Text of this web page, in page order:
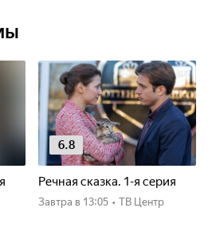
6.8
Речная сказка. 1-я серия
Завтра в 13:05 • ТВ Центр